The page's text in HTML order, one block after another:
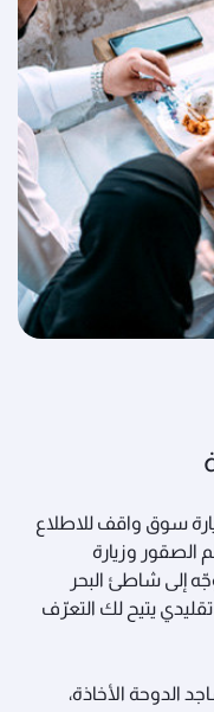
سوق واقف للاطلاع
الصقور وزيارة
إلى شاطئ البحر
يتيح لك التعرّف
الدوحة الأخاذة،